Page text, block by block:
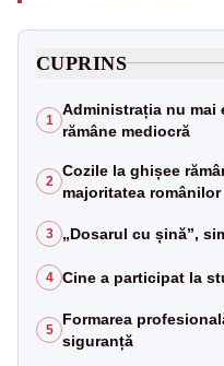
CUPRINS
1
Administrația nu mai
rămâne mediocră
2
Cozile la ghișee
majoritatea românilor
3 „Dosarul cu șină”,
4 Cine a participat la
5
Formarea
siguranță